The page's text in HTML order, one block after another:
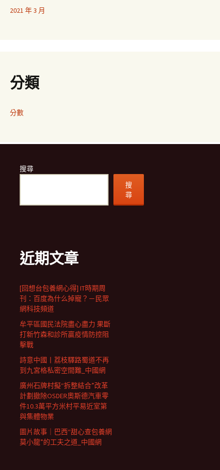
2021 年 3 月
分類
分數
搜尋
搜
尋
近期文章
[回想台包養網心得] IT時期周
刊：百度為什么掉寵？－民眾
網科技頻道
牟平區國民法院盡心盡力 果斷
打新竹森和診所贏疫情防控阻
擊戰
詩意中國丨荔枝驛路蜀道不再
到九宮格私密空間難_中國網
廣州石牌村擬“拆整結合”改革
計劃撤除OSDER奧斯德汽車零
件10.3萬平方米村平易近室第
與集體物業
圖片故事｜巴西“甜心查包養網
莫小龍”的工夫之道_中國網